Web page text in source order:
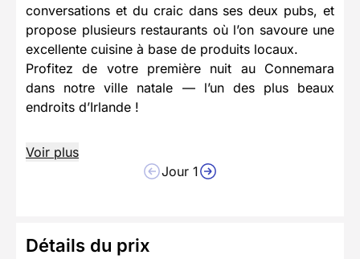
conversations et du craic dans ses deux pubs, et
propose plusieurs restaurants où l’on savoure une
excellente cuisine à base de produits locaux.
Profitez de votre première nuit au Connemara
dans notre ville natale — l’un des plus beaux
endroits d’Irlande !
Voir plus
Jour 1
Détails du prix